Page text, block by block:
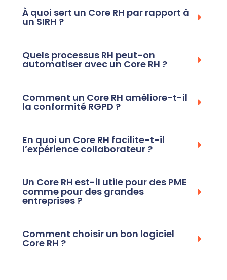
À quoi sert un Core RH par rapport à
un SIRH ?
Quels processus RH peut-on
automatiser avec un Core RH ?
Comment un Core RH améliore-t-il
la conformité RGPD ?
En quoi un Core RH facilite-t-il
l’expérience collaborateur ?
Un Core RH est-il utile pour des PME
comme pour des grandes
entreprises ?
Comment choisir un bon logiciel
Core RH ?